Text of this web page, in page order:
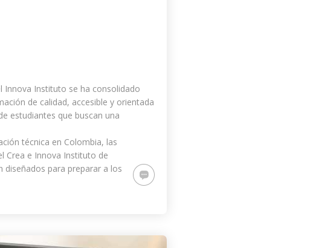
Innova Instituto se ha consolidado
de calidad, accesible y orientada
estudiantes que buscan una
técnica en Colombia, las
Crea e Innova Instituto de
para preparar a los